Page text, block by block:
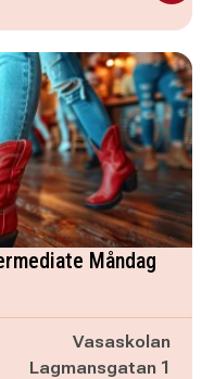
Måndag
Vasaskolan
Lagmansgatan 1